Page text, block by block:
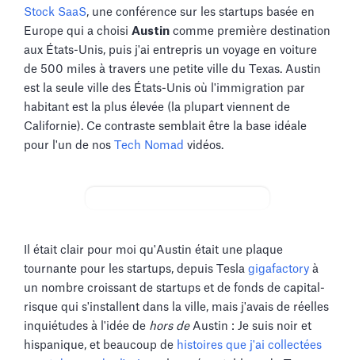
Stock SaaS, une conférence sur les startups basée en
Europe qui a choisi Austin comme première destination
aux États-Unis, puis j'ai entrepris un voyage en voiture
de 500 miles à travers une petite ville du Texas. Austin
est la seule ville des États-Unis où l'immigration par
habitant est la plus élevée (la plupart viennent de
Californie). Ce contraste semblait être la base idéale
pour l'un de nos Tech Nomad vidéos.
Il était clair pour moi qu'Austin était une plaque
tournante pour les startups, depuis Tesla gigafactory à
un nombre croissant de startups et de fonds de capital-
risque qui s'installent dans la ville, mais j'avais de réelles
inquiétudes à l'idée de hors deAustin : Je suis noir et
hispanique, et beaucoup de histoires que j'ai collectées